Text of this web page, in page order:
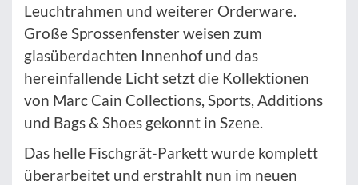
Leuchtrahmen und weiterer Orderware.
Große Sprossenfenster weisen zum
glasüberdachten Innenhof und das
hereinfallende Licht setzt die Kollektionen
von Marc Cain Collections, Sports, Additions
und Bags & Shoes gekonnt in Szene.
Das helle Fischgrät-Parkett wurde komplett
überarbeitet und erstrahlt nun im neuen